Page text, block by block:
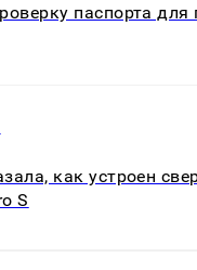
паспорта для
как устроен
S